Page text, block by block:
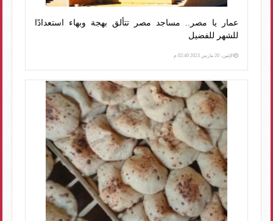
عمار يا مصر.. مساجد مصر تتألق بهجة وبهاء استعدادًا
للشهر للفضيل
الإثنين، 20 مارس 2023 02:40 م